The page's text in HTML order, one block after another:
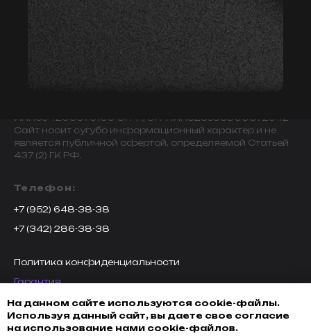
ИНН594203076109 ОГРН/ОГРНИП325595800072942
Сайт носит сугубо информационный характер и не
является публичной офертой, определяемой Статьей
437 (2) ГК РФ.
Телефон:
+7 (952) 648-38-38
+7 (342) 286-38-38
Политика конфиденциальности
Гарантия
Возврат товара
Доставка, оплата и кредитование
На данном сайте используются cookie-файлы.
Используя данный сайт, вы даете свое согласие
на использование нами cookie-файлов.